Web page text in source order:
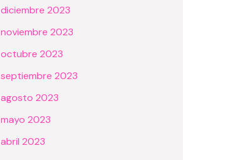
diciembre 2023
noviembre 2023
octubre 2023
septiembre 2023
agosto 2023
mayo 2023
abril 2023